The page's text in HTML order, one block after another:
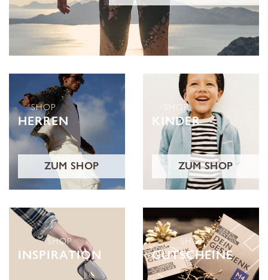
SHOP
HERREN
ZUM SHOP
SHOP
KINDER
ZUM SHOP
SHOP
INSPIRATION
SHOP
GUTSCHEINE